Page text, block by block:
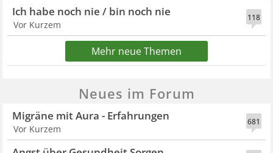
118
Ich habe noch nie / bin noch nie
Vor Kurzem
Mehr neue Themen
Neues im Forum
681
Migräne mit Aura - Erfahrungen
Vor Kurzem